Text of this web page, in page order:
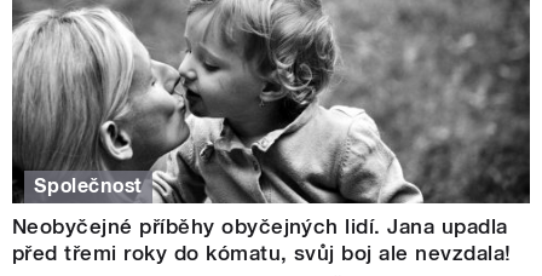
Společnost
Neobyčejné příběhy obyčejných lidí. Jana upadla
před třemi roky do kómatu, svůj boj ale nevzdala!